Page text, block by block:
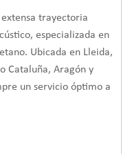
elegido y sus
instalación. Estos
a la hora de
trayectoria
especializada en
Ubicada en Lleida,
Cataluña, Aragón y
un servicio óptimo a